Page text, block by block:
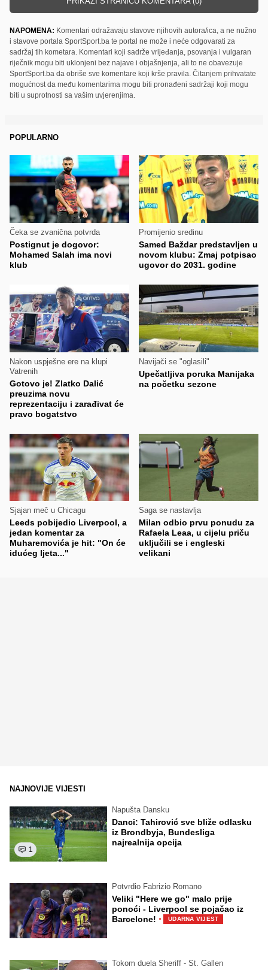
NAPOMENA: Komentari odražavaju stavove njihovih autora/ica, a ne nužno
i stavove portala SportSport.ba te portal ne može i neće odgovarati za
sadržaj tih kometara. Komentari koji sadrže vrijeđanja, psovanja i vulgaran
riječnik mogu biti uklonjeni bez najave i objašnjenja, ali to ne obavezuje
SportSport.ba da obriše sve komentare koji krše pravila. Čitanjem prihvatate
mogućnost da među komentarima mogu biti pronađeni sadržaji koji mogu
biti u suprotnosti sa vašim uvjerenjima.
POPULARNO
Čeka se zvanična potvrda
Postignut je dogovor:
Mohamed Salah ima novi
klub
Promijenio sredinu
Samed Baždar predstavljen u
novom klubu: Zmaj potpisao
ugovor do 2031. godine
Nakon uspješne ere na klupi
Vatrenih
Gotovo je! Zlatko Dalić
preuzima novu
reprezentaciju i zarađivat će
pravo bogatstvo
Navijači se "oglasili"
Upečatljiva poruka Manijaka
na početku sezone
Sjajan meč u Chicagu
Leeds pobijedio Liverpool, a
jedan komentar za
Muharemovića je hit: "On će
idućeg ljeta..."
Saga se nastavlja
Milan odbio prvu ponudu za
Rafaela Leaa, u cijelu priču
uključili se i engleski
velikani
NAJNOVIJE VIJESTI
1
Napušta Dansku
Danci: Tahirović sve bliže odlasku
iz Brondbyja, Bundesliga
najrealnija opcija
Potvrdio Fabrizio Romano
Veliki "Here we go" malo prije
ponoći - Liverpool se pojačao iz
Barcelone! · UDARNA VIJEST
Tokom duela Sheriff - St. Gallen